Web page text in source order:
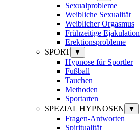
Sexualprobleme
Weibliche Sexualität
Weiblicher Orgasmus
Frühzeitige Ejakulation
Erektionsprobleme
SPORT
▼
Hypnose für Sportler
Fußball
Tauchen
Methoden
Sportarten
SPEZIAL HYPNOSEN
▼
Fragen-Antworten
Spiritualität